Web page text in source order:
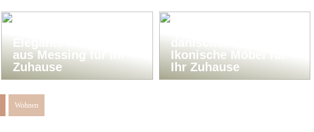
Elegante Kerzenhalter
aus Messing für Ihr
Zuhause
dänischen Design:
Ikonische Möbel für
Ihr Zuhause
Wohnen